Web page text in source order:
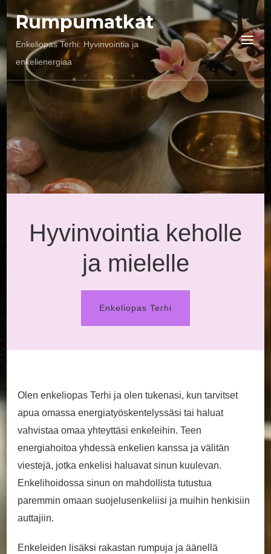
Rumpumatkat
Enkeliopas Terhi: Hyvinvointia ja
enkelienergiaa
Hyvinvointia keholle
ja mielelle
Enkeliopas Terhi
Olen enkeliopas Terhi ja olen tukenasi, kun tarvitset
apua omassa energiatyöskentelyssäsi tai haluat
vahvistaa omaa yhteyttäsi enkeleihin. Teen
energiahoitoa yhdessä enkelien kanssa ja välitän
viestejä, jotka enkelisi haluavat sinun kuulevan.
Enkelihoidossa sinun on mahdollista tutustua
paremmin omaan suojelusenkeliisi ja muihin henkisiin
auttajiin.
Enkeleiden lisäksi rakastan rumpuja ja äänellä